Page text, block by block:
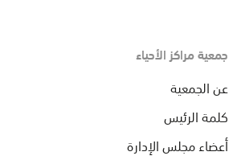
جمعية مراكز الأحياء
عن الجمعية
كلمة الرئيس
أعضاء مجلس الإدارة